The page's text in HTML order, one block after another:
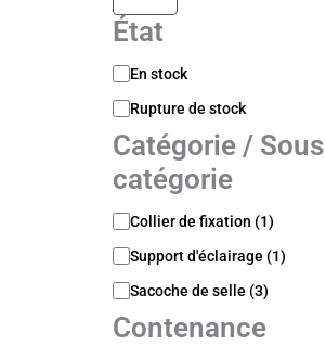
État
D
s
p
o
n
b
l
i
é
En stock
Rupture de stock
Catégorie / Sous
catégorie
C
t
é
g
o
Collier de fixation (1)
Support d'éclairage (1)
Sacoche de selle (3)
Contenance